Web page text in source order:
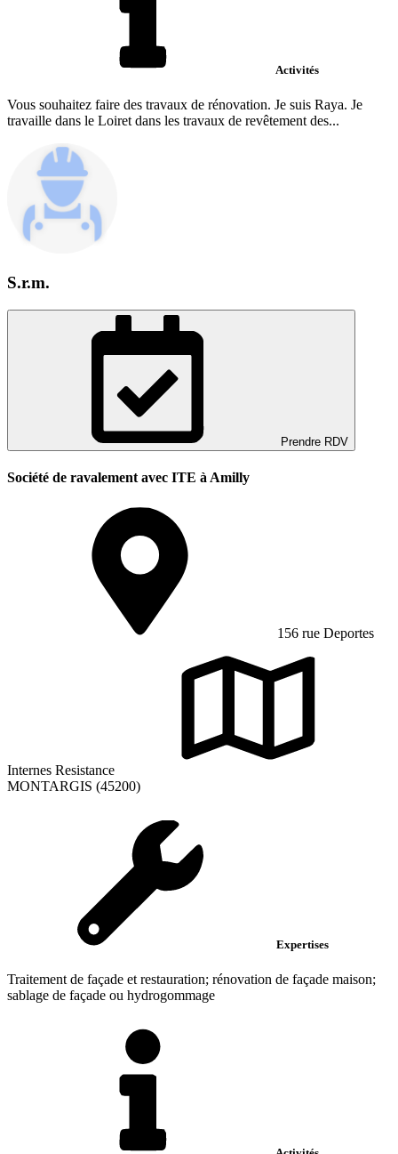
Activités
Vous souhaitez faire des travaux de rénovation. Je suis Raya. Je
travaille dans le Loiret dans les travaux de revêtement des...
S.r.m.
Prendre RDV
Société de ravalement avec ITE à Amilly
156 rue Deportes
Internes Resistance
MONTARGIS (45200)
Expertises
Traitement de façade et restauration; rénovation de façade maison;
sablage de façade ou hydrogommage